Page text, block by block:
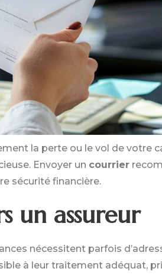
la perte ou le vol de votre
Envoyer un courrier
sécurité financière.
un assureur
nécessitent parfois
à leur traitement adéquat,